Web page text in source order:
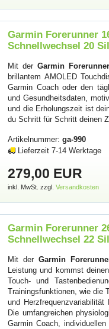
Garmin Forerunner
Schnellwechsel 20
Mit derGarmin
brillantem AMOLED
Garmin Coach oder den
und Gesundheitsdaten,
und die Erholungszeit ist
du Schritt für Schritt deinen
Artikelnummer:ga-990
Lieferzeit 7-14 Werktage
279,00 EUR
inkl. MwSt. zzgl.Versandkosten
Garmin Forerunner
Schnellwechsel 22
Mit derGarmin
Leistung und kommst
Touch- und
Trainingsfunktionen, wie die
und
Die umfangreichen
Garmin Coach,